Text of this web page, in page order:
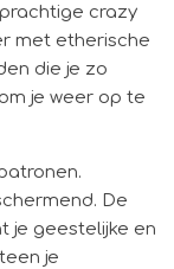
crazy
met etherische
die je zo
je weer op te
De
je geestelijke en
je